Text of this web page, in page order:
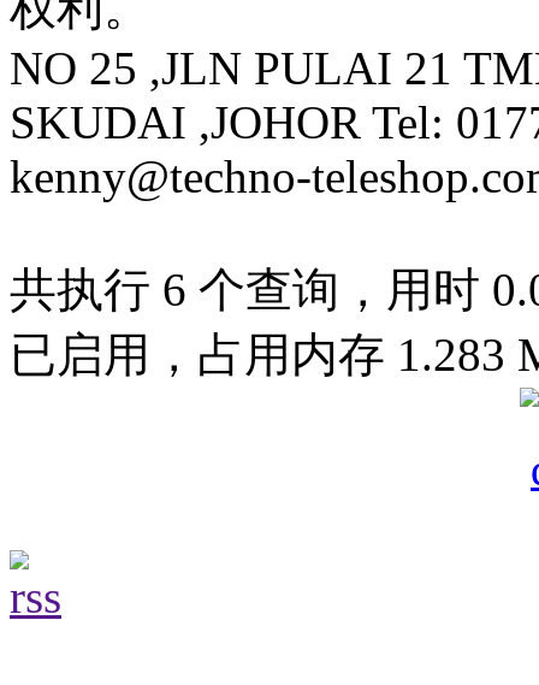
NO 25 ,JLN PULAI 21
SKUDAI ,JOHOR Tel:
kenny@techno-
共执行 6 个查询，用时
已启用，占用内存 1.283